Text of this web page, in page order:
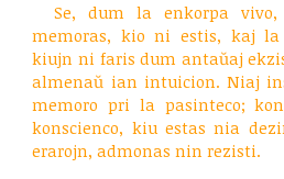
Se, dum la enkorpa
memoras, kio ni estis, kaj la
kiujn ni faris dum antaŭaj
almenaŭ ian intuicion. Niaj
memoro pri la pasinteco;
konscienco, kiu estas nia
erarojn, admonas nin rezisti.